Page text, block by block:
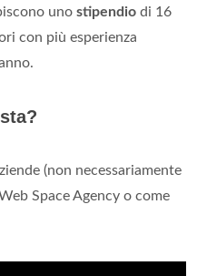
uno stipendio di 16
con più esperienza
(non necessariamente
Space Agency o come